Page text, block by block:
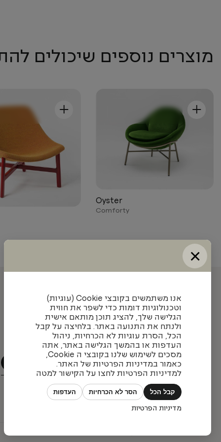
מוצרים נוספים שיכולים
+
Oyster
Comforty
+
עדכונים והשראה מאיתנו
הצטרפו לניוזלטר שלנו כדי להתעדכן בעיצובים חדשים,
פרויקטים מעניינים ומגמות בתחום
כל הזכויות שמורות © פיטרו ריהוט משרדי 2026
×
אנו משתמשים בקובצי Cookie (עוגיות)
וטכנולוגיות דומות כדי לשפר את חווית
הגלישה שלך, להציג תוכן מותאם אישית
ולנתח את התנועה באתר. בלחיצה על קבל
הכל, הסרת עוגיות לא הכרחיות, ניהול
העדפות או בהמשך הגלישה באתר, אתה
מסכים לשימוש שלנו בקובצי ה Cookie,
כאמור במדיניות הפרטיות של האתר.
למדיניות הפרטיות לחצו על הקישור למטה
קבל הכל הסר לא הכרחיות העדפות
מדיניות הפרטיות